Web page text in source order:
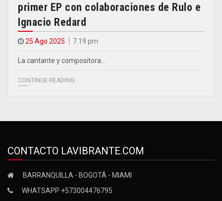
primer EP con colaboraciones de Rulo e
Ignacio Redard
25 Ago 2025 7.19 pm
La cantante y compositora…
CONTINUE READING
CONTACTO LAVIBRANTE.COM
BARRANQUILLA - BOGOTÁ - MIAMI
WHATSAPP +573004476795